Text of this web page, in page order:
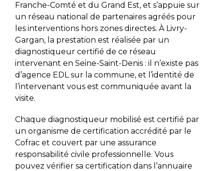
Franche-Comté et du Grand Est, et s’appuie sur
un réseau national de partenaires agréés pour
les interventions hors zones directes. À Livry-
Gargan, la prestation est réalisée par un
diagnostiqueur certifié de ce réseau
intervenant en Seine-Saint-Denis : il n’existe pas
d’agence EDL sur la commune, et l’identité de
l’intervenant vous est communiquée avant la
visite.
Chaque diagnostiqueur mobilisé est certifié par
un organisme de certification accrédité par le
Cofrac et couvert par une assurance
responsabilité civile professionnelle. Vous
pouvez vérifier sa certification dans l’annuaire